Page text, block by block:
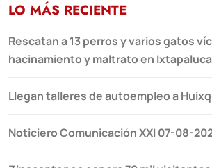
LO MÁS RECIENTE
Rescatan a 13 perros y varios gatos
hacinamiento y maltrato en Ixtapaluca
Llegan talleres de autoempleo a
Noticiero Comunicación XXI 07-08-